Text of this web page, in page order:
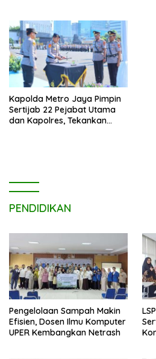
Kapolda Metro Jaya Pimpin
Sertijab 22 Pejabat Utama
dan Kapolres, Tekankan
PENDIDIKAN
Pengelolaan Sampah Makin
Efisien, Dosen Ilmu Komputer
UPER Kembangkan Netrash